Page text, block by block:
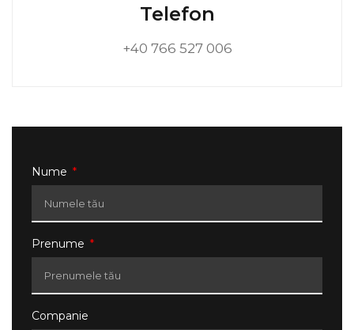
Telefon
+40 766 527 006
Nume
Prenume
Companie